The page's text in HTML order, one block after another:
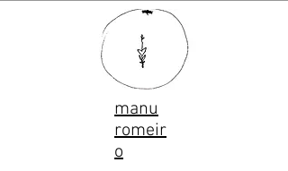
manu
romeir
o